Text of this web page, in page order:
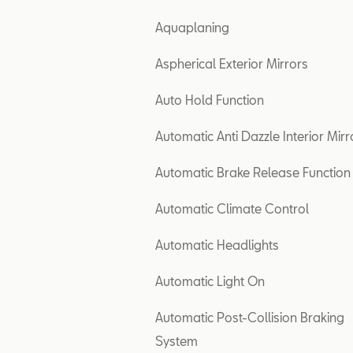
Aquaplaning
Aspherical Exterior Mirrors
Auto Hold Function
Automatic Anti Dazzle Interior
Automatic Brake Release Function
Automatic Climate Control
Automatic Headlights
Automatic Light On
Automatic Post-Collision Braking
System